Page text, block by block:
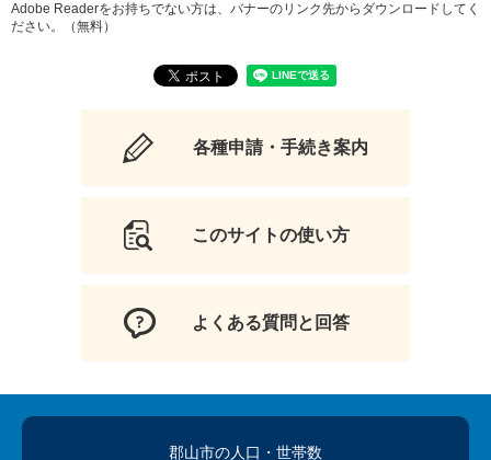
Adobe Readerをお持ちでない方は、バナーのリンク先からダウンロードしてく
ださい。（無料）
各種申請・手続き案内
このサイトの使い方
よくある質問と回答
郡山市の人口 ・世帯数